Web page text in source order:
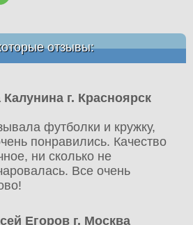
отзывы:
Калунина г. Красноярск
футболки и кружку,
понравились. Качество
ни сколько не
Все очень
Егоров г. Москва